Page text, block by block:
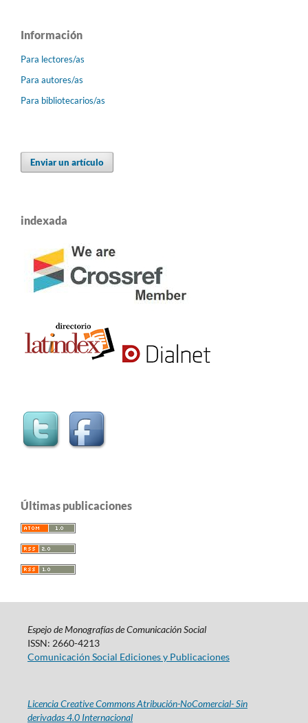
Información
Para lectores/as
Para autores/as
Para bibliotecarios/as
Enviar un artículo
indexada
Últimas publicaciones
Espejo de Monografías de Comunicación Social
ISSN: 2660-4213
Comunicación Social Ediciones y Publicaciones
Licencia Creative Commons Atribución-NoComercial- Sin
derivadas 4.0 Internacional